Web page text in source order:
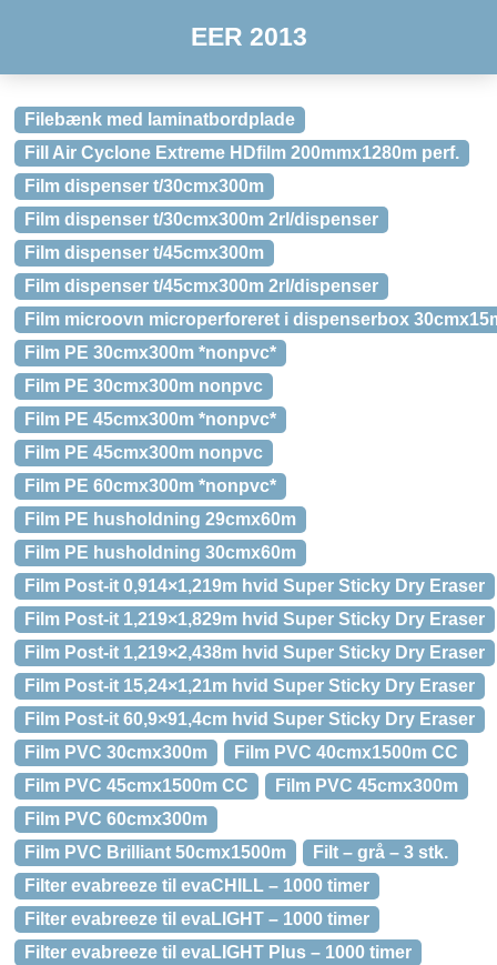
EER 2013
Filebænk med laminatbordplade
Fill Air Cyclone Extreme HDfilm 200mmx1280m perf.
Film dispenser t/30cmx300m
Film dispenser t/30cmx300m 2rl/dispenser
Film dispenser t/45cmx300m
Film dispenser t/45cmx300m 2rl/dispenser
Film microovn microperforeret i dispenserbox
Film PE 30cmx300m *nonpvc*
Film PE 30cmx300m nonpvc
Film PE 45cmx300m *nonpvc*
Film PE 45cmx300m nonpvc
Film PE 60cmx300m *nonpvc*
Film PE husholdning 29cmx60m
Film PE husholdning 30cmx60m
Film Post-it 0,914×1,219m hvid Super Sticky Dry Eraser
Film Post-it 1,219×1,829m hvid Super Sticky Dry Eraser
Film Post-it 1,219×2,438m hvid Super Sticky Dry Eraser
Film Post-it 15,24×1,21m hvid Super Sticky Dry Eraser
Film Post-it 60,9×91,4cm hvid Super Sticky Dry Eraser
Film PVC 30cmx300m
Film PVC 40cmx1500m CC
Film PVC 45cmx1500m CC
Film PVC 45cmx300m
Film PVC 60cmx300m
Film PVC Brilliant 50cmx1500m
Filt – grå – 3 stk.
Filter evabreeze til evaCHILL – 1000 timer
Filter evabreeze til evaLIGHT – 1000 timer
Filter evabreeze til evaLIGHT Plus – 1000 timer